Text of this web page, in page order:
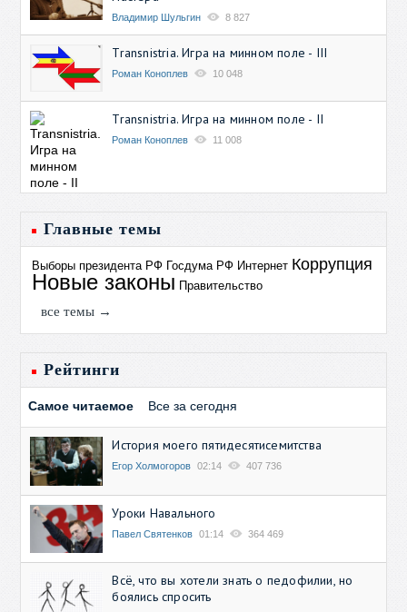
Владимир Шульгин 8 827
Transnistria. Игра на минном поле - III
Роман Коноплев 10 048
Transnistria. Игра на минном поле - II
Роман Коноплев 11 008
Главные темы
Выборы президента РФ Госдума РФ Интернет Коррупция
Новые законы Правительство
все темы →
Рейтинги
Самое читаемое Все за сегодня
История моего пятидесятисемитства
Егор Холмогоров 02:14 407 736
Уроки Навального
Павел Святенков 01:14 364 469
Всё, что вы хотели знать о педофилии, но
боялись спросить